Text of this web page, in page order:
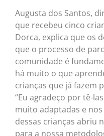
Augusta dos Santos,
que recebeu cinco
Dorca, explica que os
que o processo de
comunidade é
há muito o que
crianças que já fazem
“Eu agradeço por tê-
muito adaptadas e
dessas crianças abriu
para a nossa